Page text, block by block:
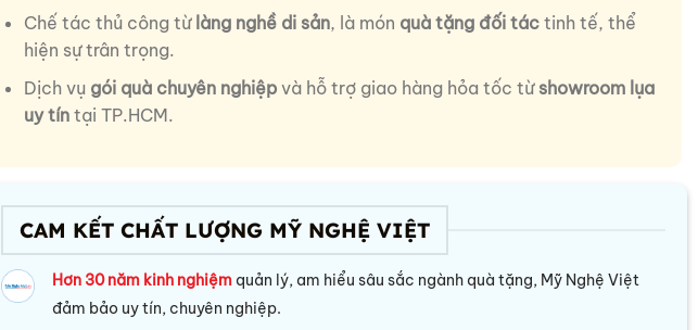
Chế tác thủ công từ làng nghề di sản, là món quà tặng đối táctinh tế, thể
hiện sự trân trọng.
Dịch vụ gói quà chuyên nghiệpvà hỗ trợ giao hàng hỏa tốc từ showroom lụa
uy tíntại TP.HCM.
CAM KẾT CHẤT LƯỢNG MỸ NGHỆ VIỆT
Hơn 30 năm kinh nghiệm quản lý, am hiểu sâu sắc ngành quà tặng, Mỹ Nghệ Việt
đảm bảo uy tín, chuyên nghiệp.